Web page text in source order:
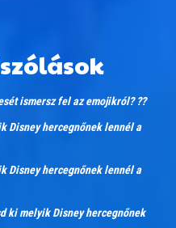
ismersz fel az emojikról? ??
Disney hercegnőnek lennél a
Disney hercegnőnek lennél a
ki melyik Disney hercegnőnek